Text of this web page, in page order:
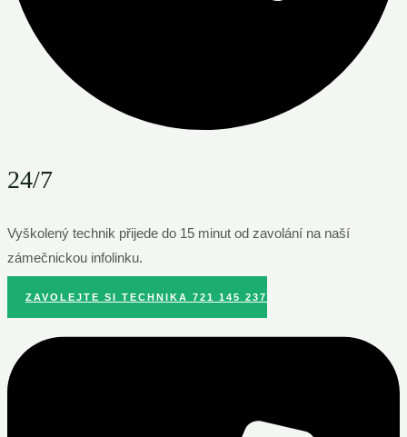
24/7
Vyškolený technik přijede do 15 minut od zavolání na naší
zámečnickou infolinku.
ZAVOLEJTE SI TECHNIKA 721 145 237